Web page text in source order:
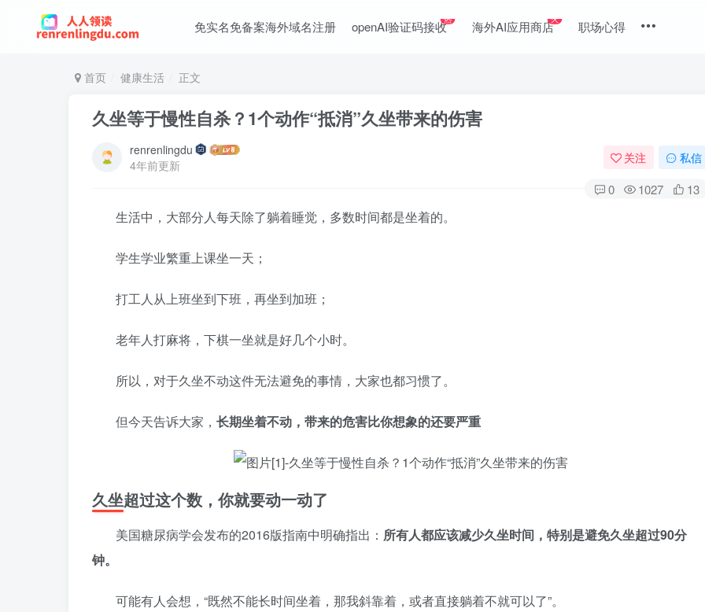
免实名免备案海外域名注册 openAI验证码接收热 海外AI应用商店火 职场心得
首页 健康生活 正文
久坐等于慢性自杀？1个动作“抵消”久坐带来的伤害
renrenlingdu
4年前更新
关注 私信
0 1027 13
生活中，大部分人每天除了躺着睡觉，多数时间都是坐着的。
学生学业繁重上课坐一天；
打工人从上班坐到下班，再坐到加班；
老年人打麻将，下棋一坐就是好几个小时。
所以，对于久坐不动这件无法避免的事情，大家也都习惯了。
但今天告诉大家， 长期坐着不动，带来的危害比你想象的还要严重
久坐超过这个数，你就要动一动了
美国糖尿病学会发布的2016版指南中明确指出： 所有人都应该减少久坐时间，特别是避免久坐超过90分
钟。
可能有人会想，“既然不能长时间坐着，那我斜靠着，或者直接躺着不就可以了”。